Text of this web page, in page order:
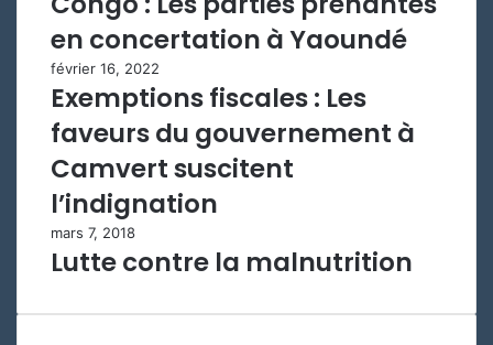
en concertation à Yaoundé
février 16, 2022
Exemptions fiscales : Les
faveurs du gouvernement à
Camvert suscitent
l’indignation
mars 7, 2018
Lutte contre la malnutrition